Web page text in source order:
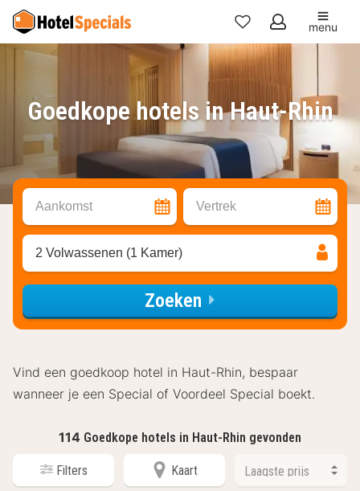
Mijn
favorieten
menu
Goedkope hotels in Haut-Rhin
Aankomst Vertrek
2 Volwassenen (1 Kamer)
Zoeken
Vind een goedkoop hotel in Haut-Rhin, bespaar
wanneer je een Special of Voordeel Special boekt.
114 Goedkope hotels in Haut-Rhin gevonden
Filters Kaart